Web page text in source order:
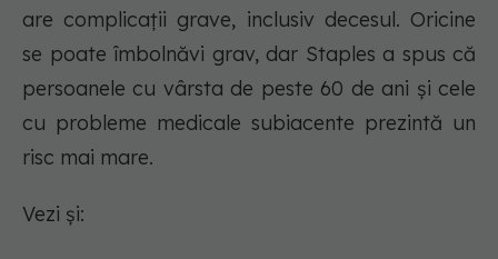
are complicații grave, inclusiv decesul. Oricine
se poate îmbolnăvi grav, dar Staples a spus că
persoanele cu vârsta de peste 60 de ani și cele
cu probleme medicale subiacente prezintă un
risc mai mare.
Vezi și: